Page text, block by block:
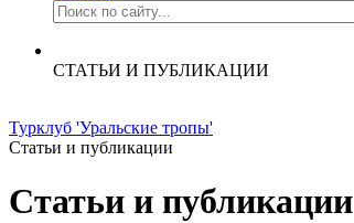
СТАТЬИ И ПУБЛИКАЦИИ
Турклуб 'Уральские тропы'
Статьи и публикации
Статьи и публикации